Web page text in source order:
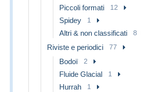
Piccoli formati 12
Spidey 1
Altri & non classificati 8
Riviste e periodici 77
Bodoï 2
Fluide Glacial 1
Hurrah 1